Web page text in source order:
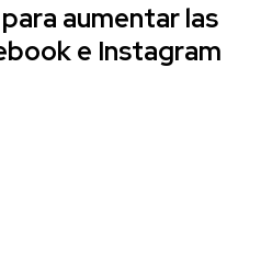
aumentar las
e Instagram